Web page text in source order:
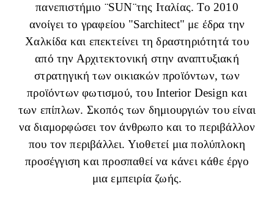
πανεπιστήμιο ¨SUN¨της Ιταλίας. Το 2010
ανοίγει το γραφείου "Sarchitect" με έδρα την
Χαλκίδα και επεκτείνει τη δραστηριότητά του
από την Αρχιτεκτονική στην αναπτυξιακή
στρατηγική των οικιακών προϊόντων, των
προϊόντων φωτισμού, του Interior Design και
των επίπλων. Σκοπός των δημιουργιών του είναι
να διαμορφώσει τον άνθρωπο και το περιβάλλον
που τον περιβάλλει. Υιοθετεί μια πολύπλοκη
προσέγγιση και προσπαθεί να κάνει κάθε έργο
μια εμπειρία ζωής.